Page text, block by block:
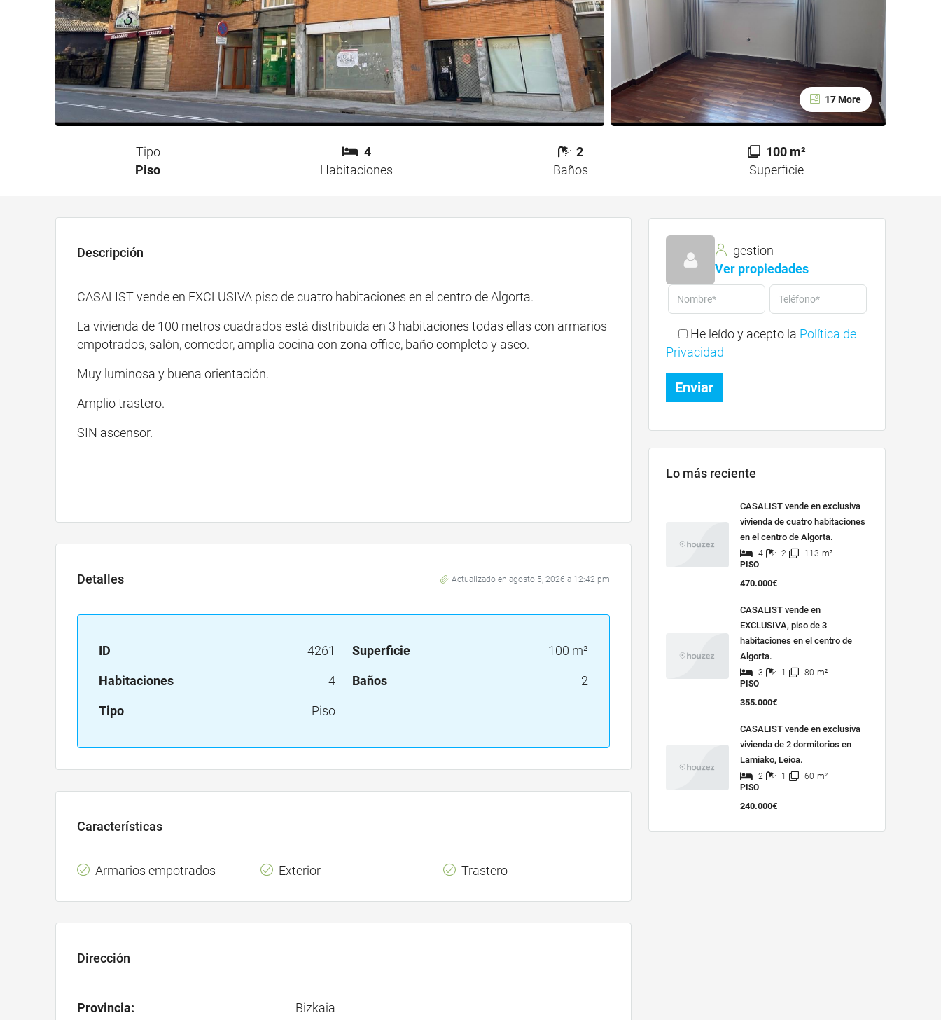
17 More
Tipo
Piso
4
Habitaciones
2
Baños
100 m²
Superficie
Descripción
CASALIST vende en EXCLUSIVA piso de cuatro habitaciones en el centro de Algorta.
La vivienda de 100 metros cuadrados está distribuida en 3 habitaciones todas ellas con armarios
empotrados, salón, comedor, amplia cocina con zona office, baño completo y aseo.
Muy luminosa y buena orientación.
Amplio trastero.
SIN ascensor.
Detalles Actualizado en agosto 5, 2026 a 12:42 pm
ID 4261 Superficie 100 m²
Habitaciones 4 Baños 2
Tipo Piso
Características
Armarios empotrados Exterior Trastero
Dirección
Provincia: Bizkaia
gestion
Ver propiedades
He leído y acepto la Política de
Privacidad
Lo más reciente
CASALIST vende en exclusiva
vivienda de cuatro habitaciones
en el centro de Algorta.
4 2 113 m²
PISO
470.000€
CASALIST vende en
EXCLUSIVA, piso de 3
habitaciones en el centro de
Algorta.
3 1 80 m²
PISO
355.000€
CASALIST vende en exclusiva
vivienda de 2 dormitorios en
Lamiako, Leioa.
2 1 60 m²
PISO
240.000€